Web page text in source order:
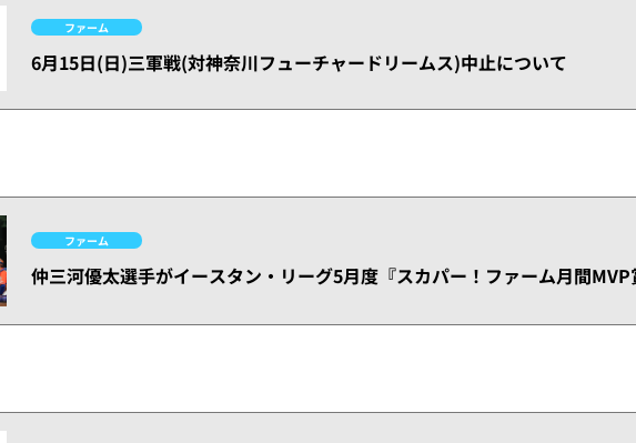
ファーム
6月15日(日)三軍戦(対神奈川フューチャードリームス)中止について
ファーム
仲三河優太選手がイースタン・リーグ5月度『スカパー！ファーム月間